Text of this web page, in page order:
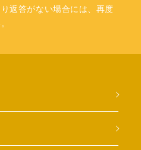
返答がない場合には、再度